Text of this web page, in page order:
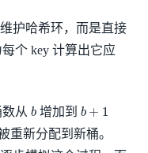
护哈希环，而是直接
个 key 计算出它应
从 b增加到 b +
重新分配到新桶。